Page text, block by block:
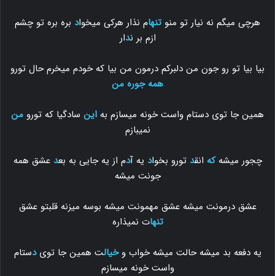
هرچی میگم نه نیار تو منو تنهام نذار هرکی میخواد بره بره تو چشم
ازم بر ندار
بیا بیا تو رو جون من دلبرکم درمون من بیا که خودم میخرم حال تورو
همه جوره من
همین جا توی دستام واست خونه میسازم به این سادگیا که تورو من
نمیبازم
چجور میشهکه انقد تورو بخواد یه آدم از یه جایی به بعد عشق همه
جونت میشه
عشق درمونت میشه عشق مهمونت میشه بوسه میزنه قلبتو عشق
تنهات نمیذاره
یه دفعه بد میشه حالت میشه خواب وخیالت همین جا تویدستام
واست خونه میسازم